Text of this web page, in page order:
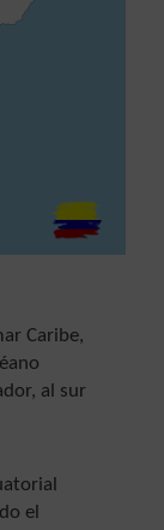
Caribe,
al sur
el